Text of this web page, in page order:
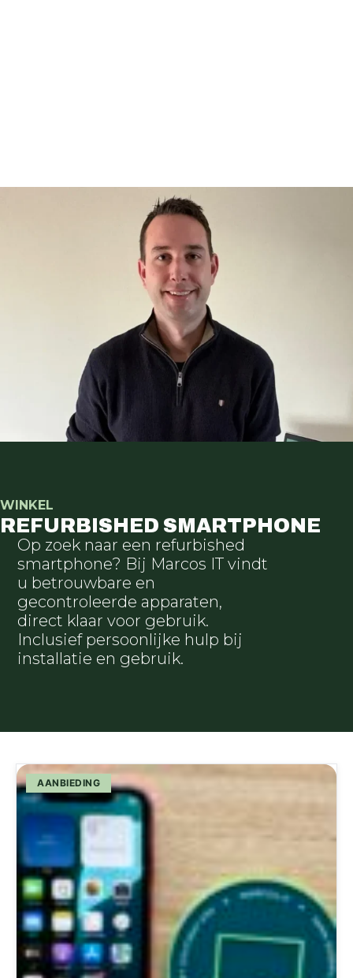
WINKEL
REFURBISHED SMARTPHONE
Op zoek naar een refurbished
smartphone? Bij Marcos IT vindt
u betrouwbare en
gecontroleerde apparaten,
direct klaar voor gebruik.
Inclusief persoonlijke hulp bij
installatie en gebruik.
AANBIEDING